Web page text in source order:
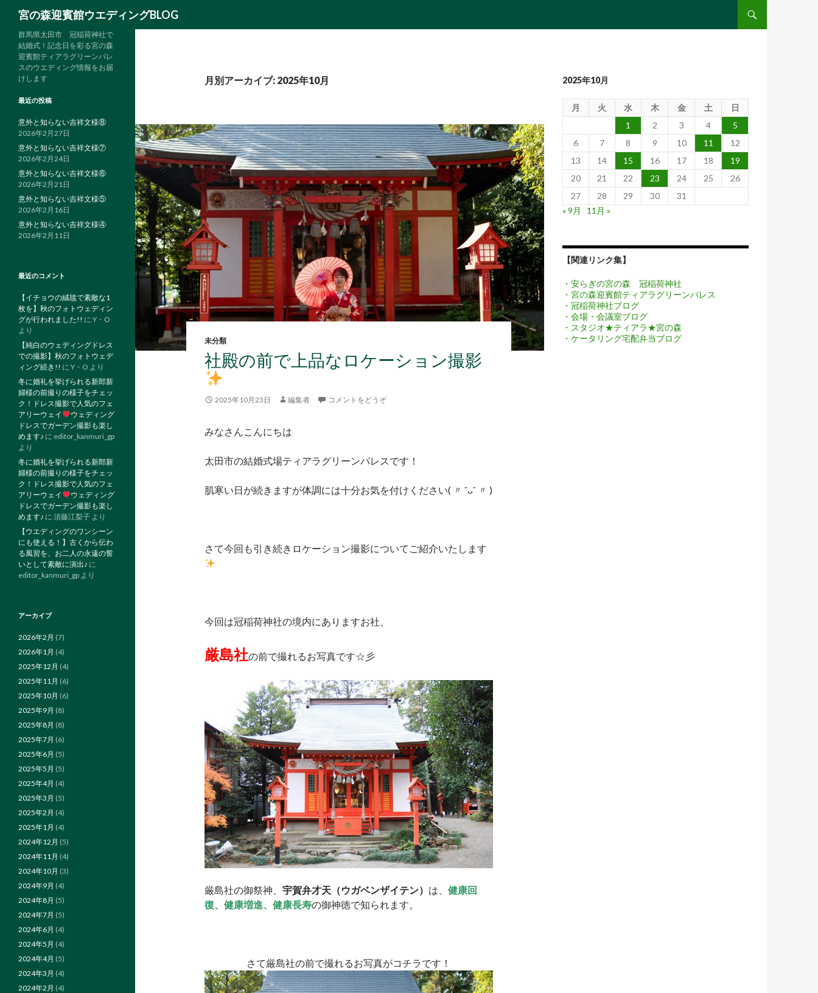
宮の森迎賓館ウエディングBLOG
月別アーカイブ: 2025年10月
未分類
社殿の前で上品なロケーション撮影
2025年10月23日 編集者 コメントをどうぞ
みなさんこんにちは
太田市の結婚式場ティアラグリーンパレスです！
肌寒い日が続きますが体調には十分お気を付けください( 〃 ˆᴗˆ 〃 )
さて今回も引き続きロケーション撮影についてご紹介いたします
今回は冠稲荷神社の境内にありますお社、
厳島社の前で撮れるお写真です☆彡
厳島社の御祭神、 宇賀弁才天（ウガベンザイテン） は、 健康回
復、健康増進、健康長寿の御神徳で知られます。
さて厳島社の前で撮れるお写真がコチラです！
2025年10月
月 火 水 木 金 土
日
1
2 3 4
5
6
7 8 9 10 11
12
13
14 15 16 17 18
19
20
21 22 23 24 25
26
27
28 29 30
31
« 9月
11月 »
【関連リンク集】
・安らぎの宮の森 冠稲荷神社
・宮の森迎賓館ティアラグリーンパレス
・冠稲荷神社ブログ
・会場・会議室ブログ
・スタジオ★ティアラ★宮の森
・ケータリング宅配弁当ブログ
群馬県太田市 冠稲荷神社で
結婚式！記念日を彩る宮の森
迎賓館ティアラグリーンパレ
スのウエディング情報をお届
けします
最近の投稿
意外と知らない吉祥文様⑧
2026年2月27日
意外と知らない吉祥文様⑦
2026年2月24日
意外と知らない吉祥文様⑥
2026年2月21日
意外と知らない吉祥文様⑤
2026年2月16日
意外と知らない吉祥文様④
2026年2月11日
最近のコメント
【イチョウの絨毯で素敵な1
枚を】秋のフォトウェディン
グが行われました!! に Y・O
より
【純白のウェディングドレス
での撮影】秋のフォトウェデ
ィング続き!! に Y・O より
冬に婚礼を挙げられる新郎新
婦様の前撮りの様子をチェッ
ク！ドレス撮影で人気のフェ
アリーウェイ
ウェディング
ドレスでガーデン撮影も楽し
めます♪ に editor_kanmuri_gp
より
冬に婚礼を挙げられる新郎新
婦様の前撮りの様子をチェッ
ク！ドレス撮影で人気のフェ
アリーウェイ
ウェディング
ドレスでガーデン撮影も楽し
めます♪ に 須藤江梨子 より
【ウエディングのワンシーン
にも使える！】古くから伝わ
る風習を、お二人の永遠の誓
いとして素敵に演出♪ に
editor_kanmuri_gp より
アーカイブ
2026年2月 (7)
2026年1月 (4)
2025年12月 (4)
2025年11月 (6)
2025年10月 (6)
2025年9月 (8)
2025年8月 (8)
2025年7月 (6)
2025年6月 (5)
2025年5月 (5)
2025年4月 (4)
2025年3月 (5)
2025年2月 (4)
2025年1月 (4)
2024年12月 (5)
2024年11月 (4)
2024年10月 (3)
2024年9月 (4)
2024年8月 (5)
2024年7月 (5)
2024年6月 (4)
2024年5月 (4)
2024年4月 (5)
2024年3月 (4)
2024年2月 (4)